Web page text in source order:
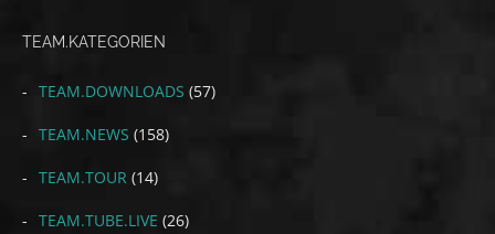
TEAM.KATEGORIEN
TEAM.DOWNLOADS (57)
TEAM.NEWS (158)
TEAM.TOUR (14)
TEAM.TUBE.LIVE (26)